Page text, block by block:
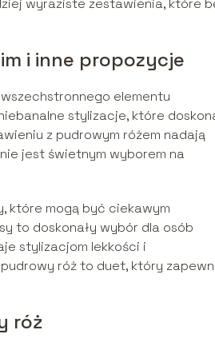
i inne propozycje
elementu
stylizacje, które
z pudrowym różem nadają
jest świetnym wyborem na
które mogą być ciekawym
to doskonały wybór dla osób
stylizacjom lekkości i
róż to duet, który
róż